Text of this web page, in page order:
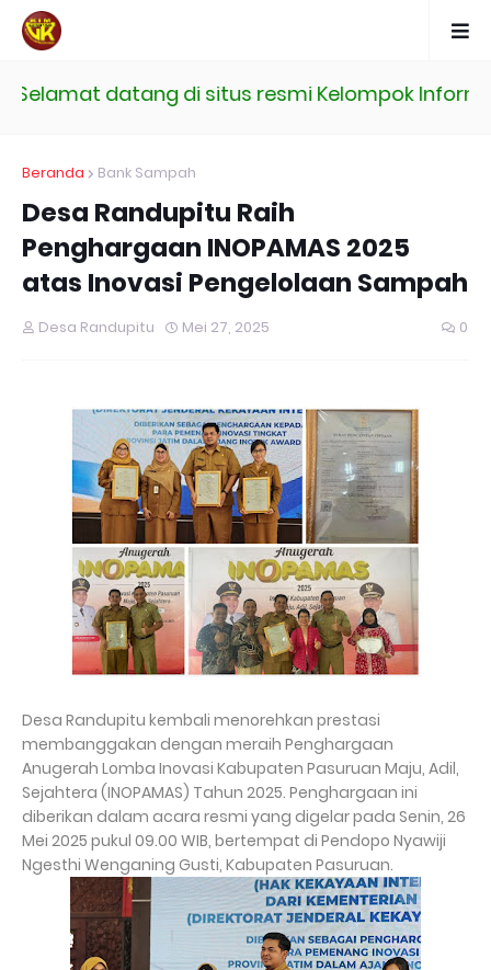
datang di situs resmi Kelompok Informasi
Beranda Bank Sampah
Desa Randupitu Raih
Penghargaan INOPAMAS 2025
atas Inovasi Pengelolaan Sampah
Desa Randupitu Mei 27, 2025 0
Desa Randupitu kembali menorehkan prestasi
membanggakan dengan meraih Penghargaan
Anugerah Lomba Inovasi Kabupaten Pasuruan Maju, Adil,
Sejahtera (INOPAMAS) Tahun 2025. Penghargaan ini
diberikan dalam acara resmi yang digelar pada Senin, 26
Mei 2025 pukul 09.00 WIB, bertempat di Pendopo Nyawiji
Ngesthi Wenganing Gusti, Kabupaten Pasuruan.